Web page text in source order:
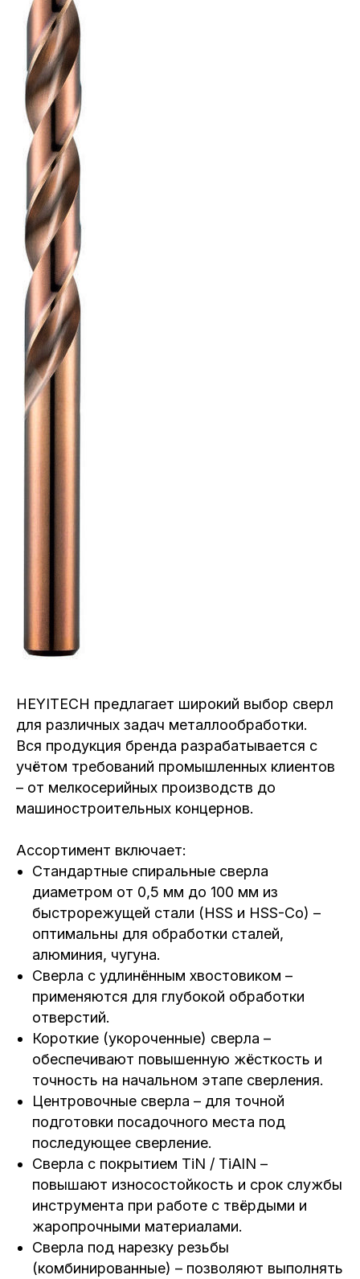
HEYITECH предлагает широкий выбор сверл
для различных задач металлообработки.
Вся продукция бренда разрабатывается с
учётом требований промышленных клиентов
– от мелкосерийных производств до
машиностроительных концернов.
Ассортимент включает:
Стандартные спиральные сверла
диаметром от 0,5 мм до 100 мм из
быстрорежущей стали (HSS и HSS-Co) –
оптимальны для обработки сталей,
алюминия, чугуна.
Сверла с удлинённым хвостовиком –
применяются для глубокой обработки
отверстий.
Короткие (укороченные) сверла –
обеспечивают повышенную жёсткость и
точность на начальном этапе сверления.
Центровочные сверла – для точной
подготовки посадочного места под
последующее сверление.
Сверла с покрытием TiN / TiAlN –
повышают износостойкость и срок службы
инструмента при работе с твёрдыми и
жаропрочными материалами.
Сверла под нарезку резьбы
(комбинированные) – позволяют выполнять